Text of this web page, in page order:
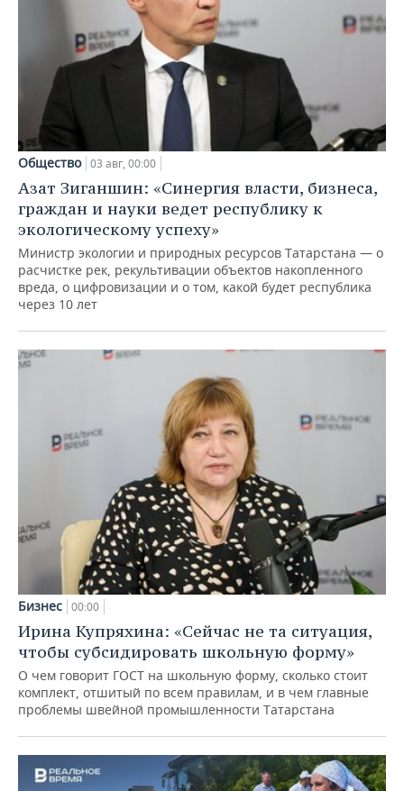
Общество 03 авг, 00:00
Азат Зиганшин: «Синергия власти, бизнеса,
граждан и науки ведет республику к
экологическому успеху»
Министр экологии и природных ресурсов Татарстана — о
расчистке рек, рекультивации объектов накопленного
вреда, о цифровизации и о том, какой будет республика
через 10 лет
Бизнес 00:00
Ирина Купряхина: «Сейчас не та ситуация,
чтобы субсидировать школьную форму»
О чем говорит ГОСТ на школьную форму, сколько стоит
комплект, отшитый по всем правилам, и в чем главные
проблемы швейной промышленности Татарстана